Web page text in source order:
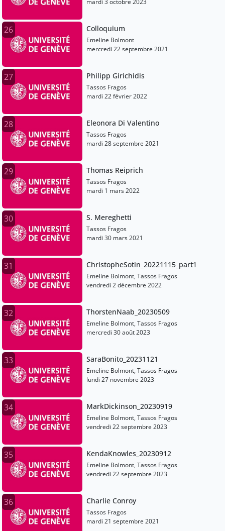
mardi 3 octobre 2023
26 Colloquium
Emeline Bolmont
mercredi 22 septembre 2021
27 Philipp Girichidis
Tassos Fragos
mardi 22 février 2022
28 Eleonora Di Valentino
Tassos Fragos
mardi 28 septembre 2021
29 Thomas Reiprich
Tassos Fragos
mardi 1 mars 2022
30 S. Mereghetti
Tassos Fragos
mardi 30 mars 2021
31 ChristopheSotin_20221115_part1
Emeline Bolmont, Tassos Fragos
vendredi 2 décembre 2022
32 ThorstenNaab_20230509
Emeline Bolmont, Tassos Fragos
mercredi 30 août 2023
33 SaraBonito_20231121
Emeline Bolmont, Tassos Fragos
lundi 27 novembre 2023
34 MarkDickinson_20230919
Emeline Bolmont, Tassos Fragos
vendredi 22 septembre 2023
35 KendaKnowles_20230912
Emeline Bolmont, Tassos Fragos
vendredi 22 septembre 2023
36 Charlie Conroy
Tassos Fragos
mardi 21 septembre 2021